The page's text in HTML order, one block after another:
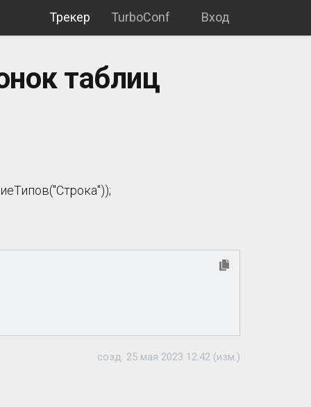
Вход
Трекер TurboConf
таблиц
созд. 25 мая 2023 12:42 (изм.)